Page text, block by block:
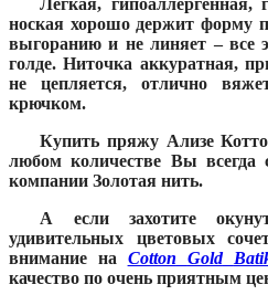
Легкая, гипоаллергенная,
ноская хорошо держит форму
выгоранию и не линяет – все
голде. Ниточка аккуратная,
не цепляется, отлично
крючком.
Купить пряжу Ализе
любом количестве Вы всегда
компании Золотая нить.
А если захотите
удивительных цветовых
внимание на Cotton Gold
качество по очень приятным